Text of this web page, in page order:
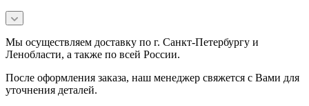
Мы осуществляем доставку по г. Санкт-Петербургу и
Ленобласти, а также по всей России.
После оформления заказа, наш менеджер свяжется с Вами для
уточнения деталей.